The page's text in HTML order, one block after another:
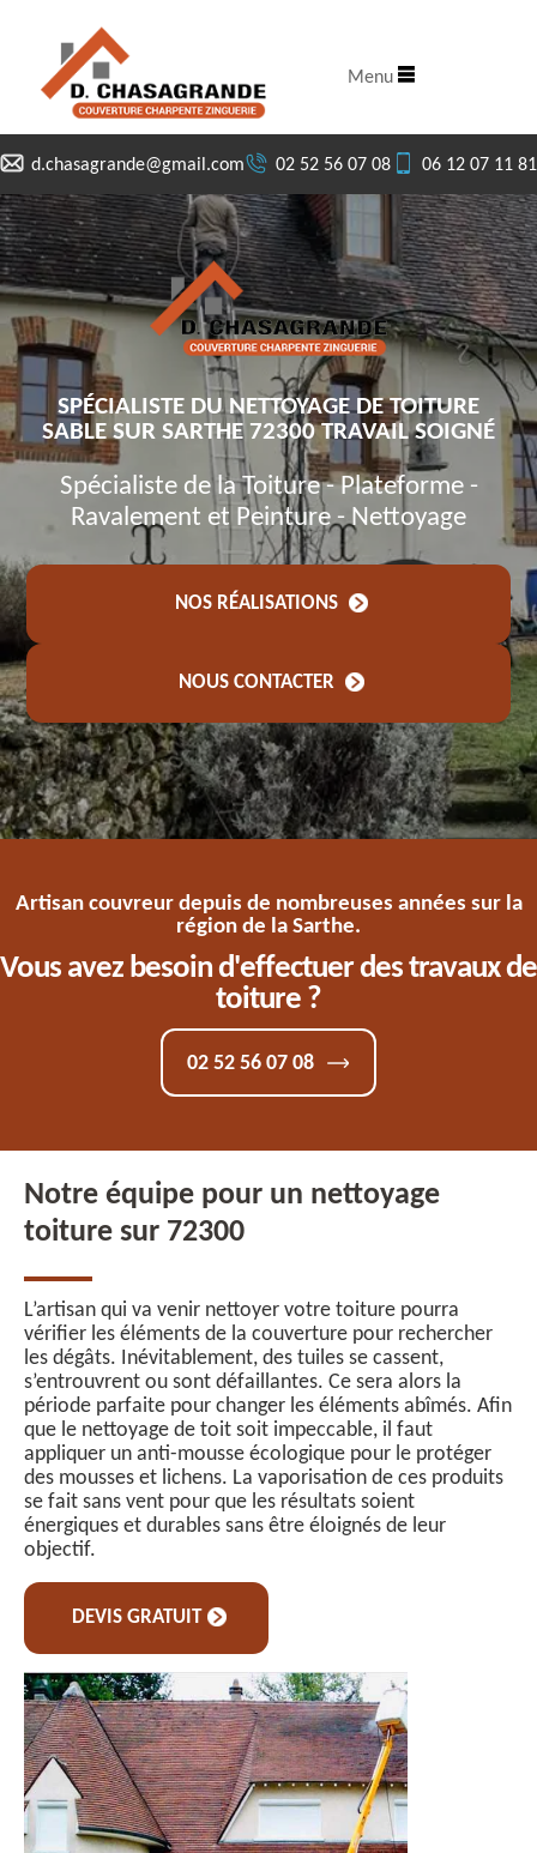
d.chasagrande@gmail.com 02 52 56 07 08 06 12 07 11 81
Menu
SPÉCIALISTE DU NETTOYAGE DE TOITURE
SABLE SUR SARTHE 72300 TRAVAIL SOIGNÉ
Spécialiste de la Toiture - Plateforme -
Ravalement et Peinture - Nettoyage
NOS RÉALISATIONS
NOUS CONTACTER
Artisan couvreur depuis de nombreuses années sur la
région de la Sarthe.
Vous avez besoin d'effectuer des travaux de
toiture ?
02 52 56 07 08
Notre équipe pour un nettoyage
toiture sur 72300
L’artisan qui va venir nettoyer votre toiture pourra
vérifier les éléments de la couverture pour rechercher
les dégâts. Inévitablement, des tuiles se cassent,
s’entrouvrent ou sont défaillantes. Ce sera alors la
période parfaite pour changer les éléments abîmés. Afin
que le nettoyage de toit soit impeccable, il faut
appliquer un anti-mousse écologique pour le protéger
des mousses et lichens. La vaporisation de ces produits
se fait sans vent pour que les résultats soient
énergiques et durables sans être éloignés de leur
objectif.
DEVIS GRATUIT